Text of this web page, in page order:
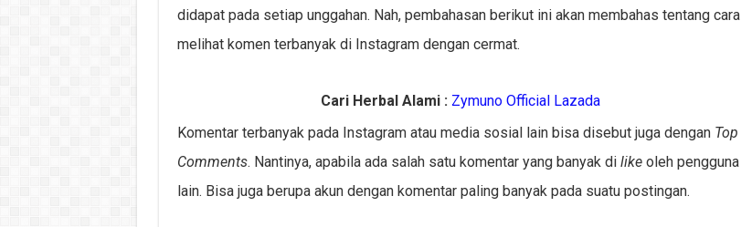
didapat pada setiap unggahan. Nah, pembahasan berikut ini akan membahas tentang cara
melihat komen terbanyak di Instagram dengan cermat.
Cari Herbal Alami : Zymuno Official Lazada
Komentar terbanyak pada Instagram atau media sosial lain bisa disebut juga dengan Top
Comments. Nantinya, apabila ada salah satu komentar yang banyak di likeoleh pengguna
lain. Bisa juga berupa akun dengan komentar paling banyak pada suatu postingan.